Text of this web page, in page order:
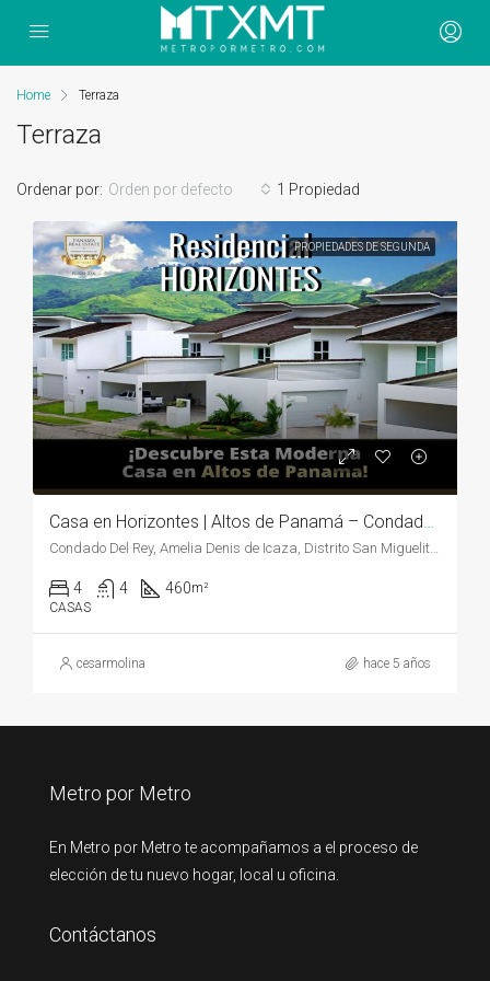
Home Terraza
Terraza
1 Propiedad
Ordenar por: Orden por defecto
PROPIEDADES DE SEGUNDA
Casa en Horizontes | Altos de Panamá – Condado del Rey | LLÁMEME 6218-4535
Condado Del Rey, Amelia Denis de Icaza, Distrito San Miguelito, Bethania, Distrito Panamá, Panamá, 620, Panamá
4 4 460m²
CASAS
cesarmolina hace 5 años
Metro por Metro
En Metro por Metro te acompañamos a el proceso de
elección de tu nuevo hogar, local u oficina.
Contáctanos